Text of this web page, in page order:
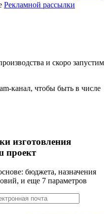
Рекламной рассылки
и скоро запустим
канал, чтобы быть в числе
изготовления
проект
бюджета, назначения
и еще 7 параметров